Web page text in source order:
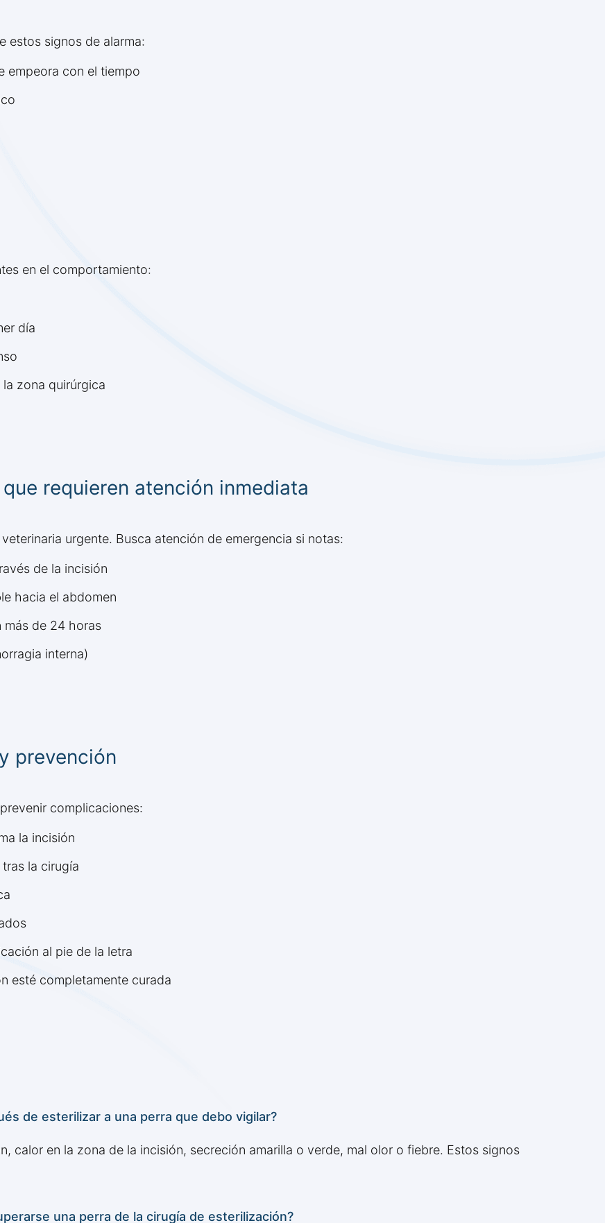
estos signos de alarma:
empeora con el tiempo
en el comportamiento:
día
zona quirúrgica
requieren atención inmediata
urgente. Busca atención de emergencia si notas:
de la incisión
hacia el abdomen
más de 24 horas
interna)
prevención
complicaciones:
la incisión
la cirugía
al pie de la letra
esté completamente curada
de esterilizar a una perra que debo vigilar?
calor en la zona de la incisión, secreción amarilla o verde, mal olor o fiebre. Estos signos
una perra de la cirugía de esterilización?